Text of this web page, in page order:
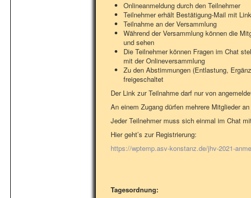
Onlineanmeldung durch den Teilnehmer
Teilnehmer erhält Bestätigung-Mail mit
Teilnahme an der Versammlung
Während der Versammlung können die
und sehen
Die Teilnehmer können Fragen im Chat
mit der Onlineversammlung
Zu den Abstimmungen (Entlastung,
freigeschaltet
Der Link zur Teilnahme darf nur von
An einem Zugang dürfen mehrere Mitglieder
Jeder Teilnehmer muss sich einmal im Chat
Hier geht’s zur Registrierung:
https://wptemp.asv-konstanz.de/jhv-2021-
Tagesordnung: